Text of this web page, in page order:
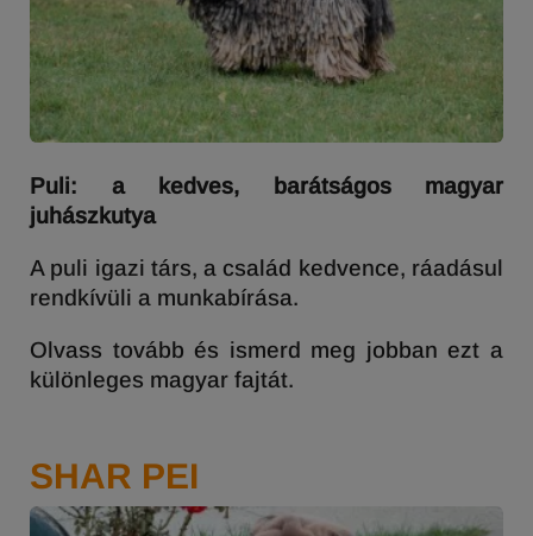
Puli: a kedves, barátságos magyar
juhászkutya
A puli igazi társ, a család kedvence, ráadásul
rendkívüli a munkabírása.
Olvass tovább és ismerd meg jobban ezt a
különleges magyar fajtát.
SHAR PEI